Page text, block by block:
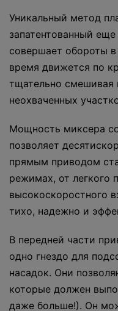
Уникальный метод
запатентованный еще
совершает обороты
время движется по
тщательно смешивая
неохваченных
Мощность миксера
позволяет
прямым приводом
режимах, от легкого
высокоскоростного
тихо, надежно и
В передней части
одно гнездо для
насадок. Они
которые должен
даже больше!). Он